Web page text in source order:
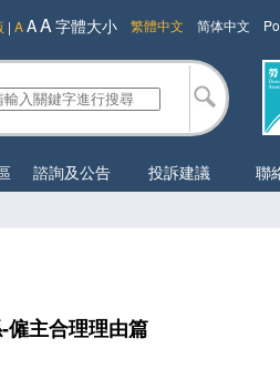
简体中文
繁體中文
| AAA字體大小
諮詢及公告 投訴建議 聯
僱主合理理由篇